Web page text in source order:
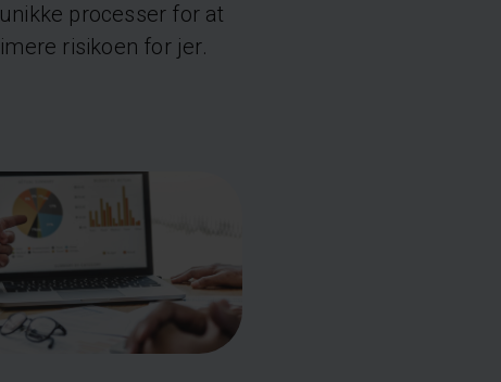
processer for at
risikoen for jer.